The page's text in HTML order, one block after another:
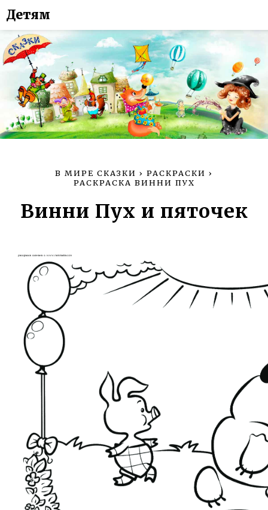
Детям
В МИРЕ СКАЗКИ › РАСКРАСКИ ›
РАСКРАСКА ВИННИ ПУХ
Винни Пух и пяточек